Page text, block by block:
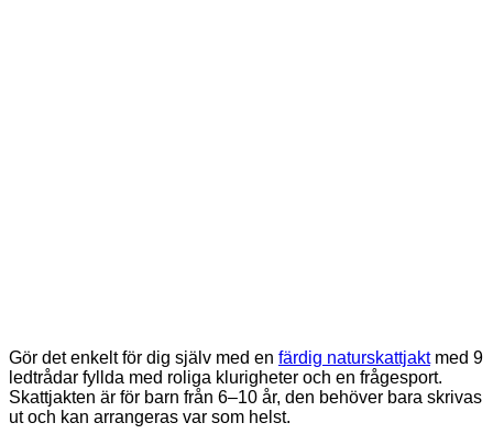
Gör det enkelt för dig själv med en färdig naturskattjaktmed 9
ledtrådar fyllda med roliga klurigheter och en frågesport.
Skattjakten är för barn från 6–10 år, den behöver bara skrivas
ut och kan arrangeras var som helst.